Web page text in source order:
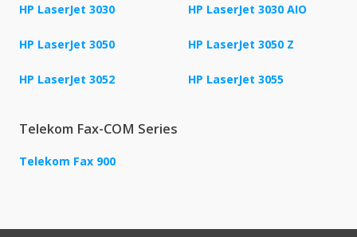
HP LaserJet 3030 HP LaserJet 3030 AIO
HP LaserJet 3050 HP LaserJet 3050 Z
HP LaserJet 3052 HP LaserJet 3055
Telekom Fax-COM Series
Telekom Fax 900